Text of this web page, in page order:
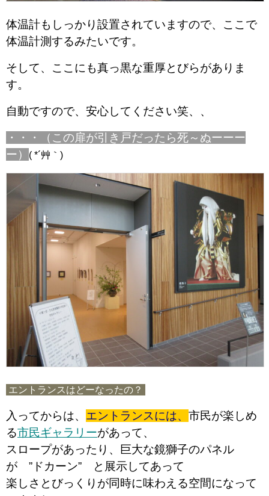
体温計もしっかり設置されていますので、ここで
体温計測するみたいです。
そして、ここにも真っ黒な重厚とびらがありま
す。
自動ですので、安心してください笑、、
・・・（この扉が引き戸だったら死～ぬーーー
ー）
( *´艸｀)
エントランスはどーなったの？
入ってからは、 エントランスには、 市民が楽しめ
る市民ギャラリーがあって、
スロープがあったり、巨大な鏡獅子のパネル
が ”ドカーン” と展示してあって
楽しさとびっくりが同時に味わえる空間になって